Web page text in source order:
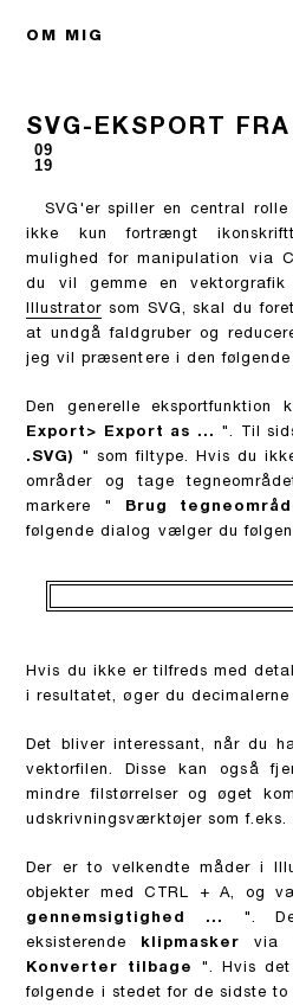
OM MIG
SVG-EKSPORT
09
19
SVG'er spiller en central
ikke kun fortrængt
mulighed for manipulation via
du vil gemme en
Illustrator som SVG, skal du
at undgå faldgruber og
jeg vil præsentere i den
Den generelle
Export> Export as ...
". Til
.SVG)
" som filtype. Hvis du
områder og tage
markere "
Brug
følgende dialog vælger du
Hvis du ikke er tilfreds med
i resultatet, øger du
Det bliver interessant, når du
vektorfilen. Disse kan også
mindre filstørrelser og øget
udskrivningsværktøjer som f.eks.
Der er to velkendte måder i
objekter med CTRL + A, og
gennemsigtighed ...
".
eksisterende klipmasker via
Konverter tilbage
". Hvis
følgende i stedet for de sidste